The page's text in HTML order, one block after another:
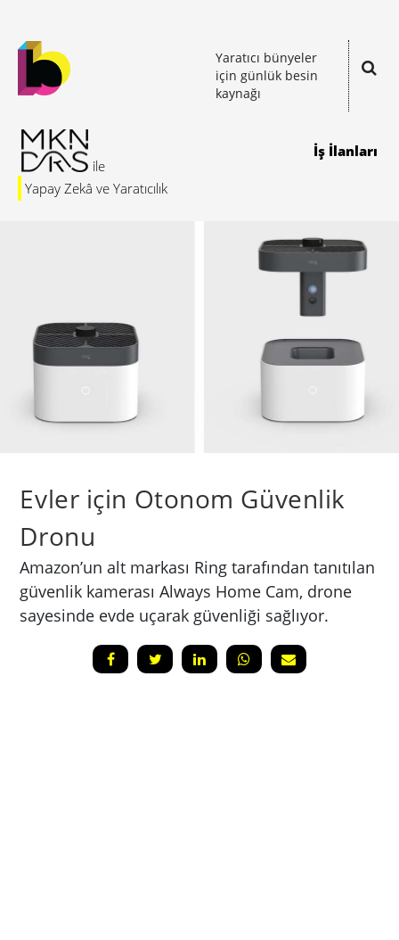
Yaratıcı bünyeler
için günlük besin
kaynağı
Yapay Zekâ ve Yaratıcılık
İş İlanları
Evler için Otonom Güvenlik
Dronu
Amazon’un alt markası Ring tarafından tanıtılan
güvenlik kamerası Always Home Cam, drone
sayesinde evde uçarak güvenliği sağlıyor.